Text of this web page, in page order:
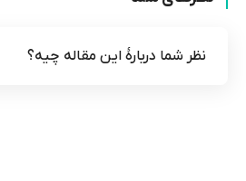
نظر شما دربارۀ این مقاله چیه؟